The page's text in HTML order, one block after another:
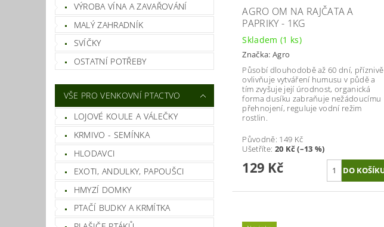
VÝROBA VÍNA A ZAVAŘOVÁNÍ
MALÝ ZAHRADNÍK
SVÍČKY
OSTATNÍ POTŘEBY
VŠE PRO VENKOVNÍ PTACTVO
LOJOVÉ KOULE A VÁLEČKY
KRMIVO - SEMÍNKA
HLODAVCI
EXOTI, ANDULKY, PAPOUŠCI
HMYZÍ DOMKY
PTAČÍ BUDKY A KRMÍTKA
AGRO OM NA RAJČATA A
PAPRIKY - 1KG
Skladem (1 ks)
Značka: Agro
Působí dlouhodobě až 60 dní, příznivě
ovlivňuje vytváření humusu v půdě a
tím zvyšuje její úrodnost, organická
forma dusíku zabraňuje nežádoucímu
přehnojení, reguluje vodní režim
rostlin.
Původně: 149 Kč
Ušetříte: 20 Kč (–13 %)
129 Kč